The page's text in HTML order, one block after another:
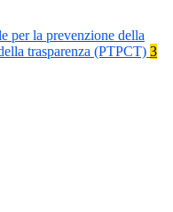
per la prevenzione della
trasparenza (PTPCT) 3